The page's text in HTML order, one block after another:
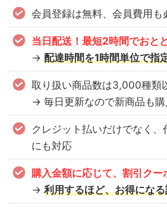
会員登録は無料、会員費用も
当日配送！最短2時間でおと
→配達時間を1時間単位で指
取り扱い商品数は3,000種類
→ 毎日更新なので新商品も購
クレジット払いだけでなく
にも対応
購入金額に応じて、割引クー
→利用するほど、お得にな